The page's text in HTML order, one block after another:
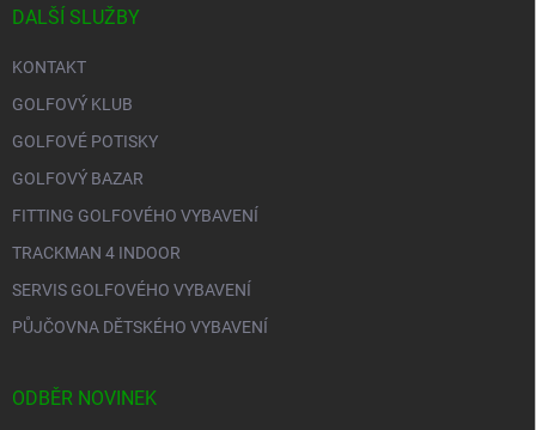
DALŠÍ SLUŽBY
KONTAKT
GOLFOVÝ KLUB
GOLFOVÉ POTISKY
GOLFOVÝ BAZAR
FITTING GOLFOVÉHO VYBAVENÍ
TRACKMAN 4 INDOOR
SERVIS GOLFOVÉHO VYBAVENÍ
PŮJČOVNA DĚTSKÉHO VYBAVENÍ
ODBĚR NOVINEK